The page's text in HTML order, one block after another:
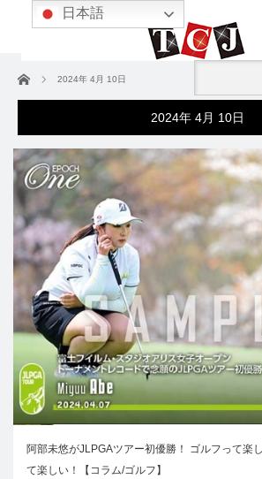
ホーム 2024年 4月 10日
2024年 4月 10日
阿部未悠がJLPGAツアー初優勝！ ゴルフって楽
て楽しい！【コラム/ゴルフ】
日本語